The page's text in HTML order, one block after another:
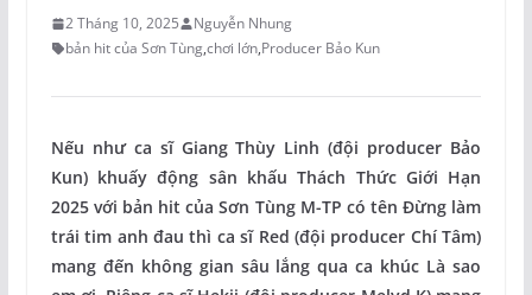
2 Tháng 10, 2025
Nguyễn Nhung
bản hit của Sơn Tùng,chơi lớn,Producer Bảo Kun
Nếu như ca sĩ Giang Thùy Linh (đội producer Bảo
Kun) khuấy động sân khấu Thách Thức Giới Hạn
2025 với bản hit của Sơn Tùng M-TP có tên Đừng làm
trái tim anh đau thì ca sĩ Red (đội producer Chí Tâm)
mang đến không gian sâu lắng qua ca khúc Là sao